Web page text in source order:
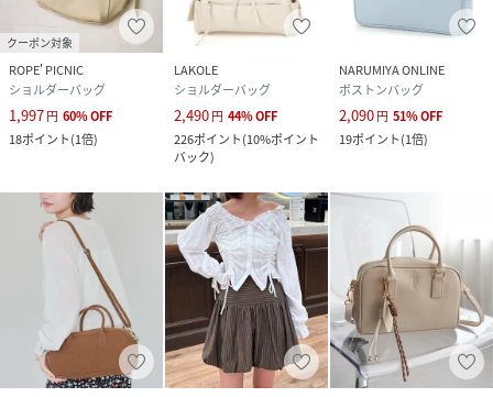
クーポン対象
ROPE' PICNIC
ショルダーバッグ
1,997円 60%OFF
18ポイント(1倍)
LAKOLE
ショルダーバッグ
2,490円 44%OFF
226ポイント(10%ポイント
バック)
NARUMIYA ONLINE
ボストンバッグ
2,090円 51%OFF
19ポイント(1倍)